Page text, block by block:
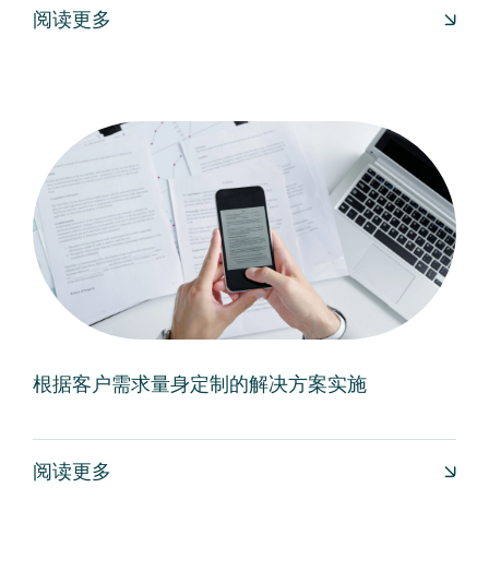
阅读更多
根据客户需求量身定制的解决方案实施
阅读更多